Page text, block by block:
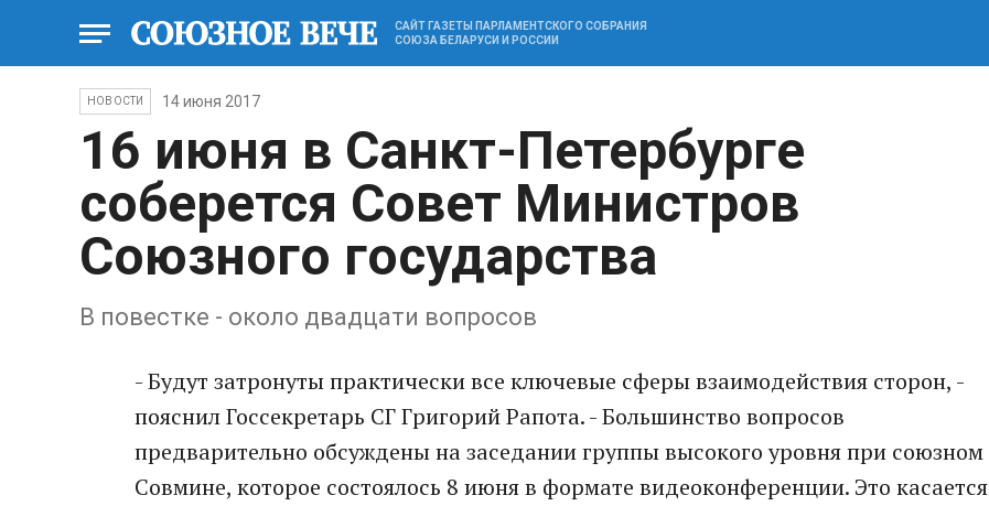
САЙТ ГАЗЕТЫ ПАРЛАМЕНТСКОГО СОБРАНИЯ
СОЮЗА БЕЛАРУСИ И РОССИИ
НОВОСТИ 14 июня 2017
16 июня в Санкт-Петербурге
соберется Совет Министров
Союзного государства
В повестке - около двадцати вопросов
- Будут затронуты практически все ключевые сферы взаимодействия сторон, -
пояснил Госсекретарь СГ Григорий Рапота. - Большинство вопросов
предварительно обсуждены на заседании группы высокого уровня при союзном
Совмине, которое состоялось 8 июня в формате видеоконференции. Это касается